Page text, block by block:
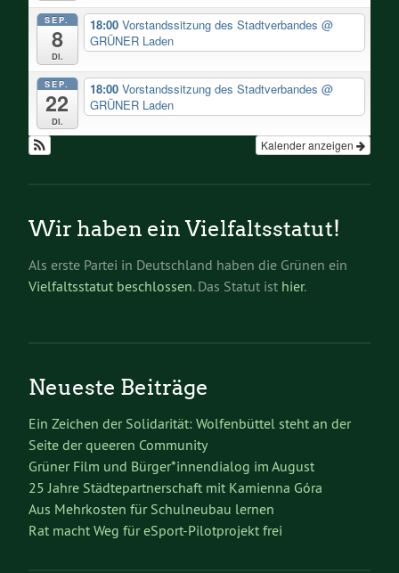
SEP.
8
Di.
18:00 Vorstandssitzung des Stadtverbandes @
GRÜNER Laden
SEP.
22
Di.
18:00 Vorstandssitzung des Stadtverbandes @
GRÜNER Laden
Kalender anzeigen
Wir haben ein Vielfaltsstatut!
Als erste Partei in Deutschland haben die Grünen ein
Vielfaltsstatut beschlossen. Das Statut ist hier.
Neueste Beiträge
Ein Zeichen der Solidarität: Wolfenbüttel steht an der
Seite der queeren Community
Grüner Film und Bürger*innendialog im August
25 Jahre Städtepartnerschaft mit Kamienna Góra
Aus Mehrkosten für Schulneubau lernen
Rat macht Weg für eSport-Pilotprojekt frei